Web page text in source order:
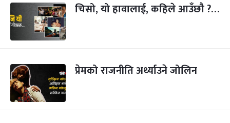
चिसो, यो हावालाई, कहिले आउँछौ ?…
प्रेमको राजनीति अर्थ्याउने जोलिन